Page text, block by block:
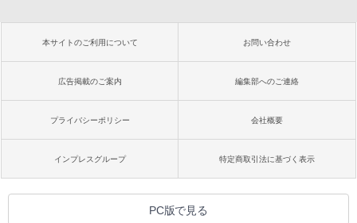
本サイトのご利用について お問い合わせ
広告掲載のご案内 編集部へのご連絡
プライバシーポリシー 会社概要
インプレスグループ 特定商取引法に基づく表示
PC版で見る